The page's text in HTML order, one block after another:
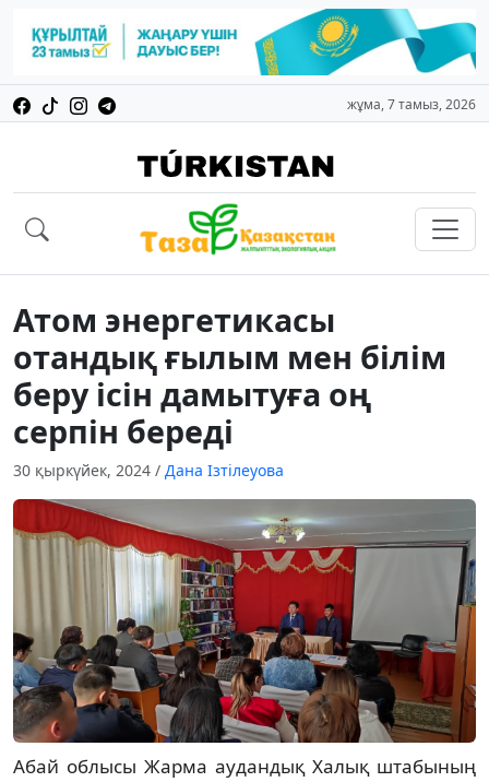
жұма, 7 тамыз, 2026
Атом энергетикасы
отандық ғылым мен білім
беру ісін дамытуға оң
серпін береді
30 қыркүйек, 2024 / Дана Ізтілеуова
Абай облысы Жарма аудандық Халық штабының